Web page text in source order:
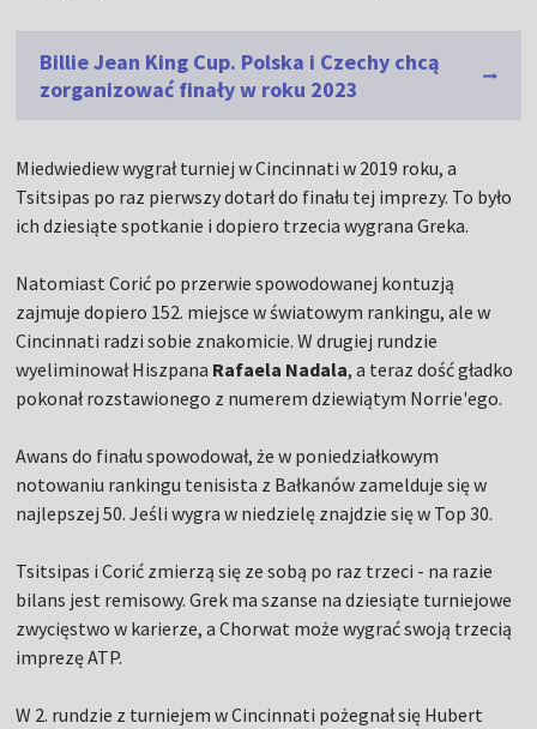
Billie Jean King Cup. Polska i Czechy chcą
zorganizować finały w roku 2023
Miedwiediew wygrał turniej w Cincinnati w 2019 roku, a
Tsitsipas po raz pierwszy dotarł do finału tej imprezy. To było
ich dziesiąte spotkanie i dopiero trzecia wygrana Greka.
Natomiast Corić po przerwie spowodowanej kontuzją
zajmuje dopiero 152. miejsce w światowym rankingu, ale w
Cincinnati radzi sobie znakomicie. W drugiej rundzie
wyeliminował Hiszpana Rafaela Nadala, a teraz dość gładko
pokonał rozstawionego z numerem dziewiątym Norrie'ego.
Awans do finału spowodował, że w poniedziałkowym
notowaniu rankingu tenisista z Bałkanów zamelduje się w
najlepszej 50. Jeśli wygra w niedzielę znajdzie się w Top 30.
Tsitsipas i Corić zmierzą się ze sobą po raz trzeci - na razie
bilans jest remisowy. Grek ma szanse na dziesiąte turniejowe
zwycięstwo w karierze, a Chorwat może wygrać swoją trzecią
imprezę ATP.
W 2. rundzie z turniejem w Cincinnati pożegnał się Hubert